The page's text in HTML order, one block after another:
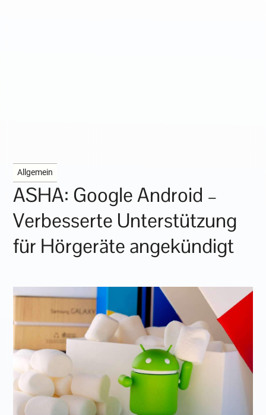
Allgemein
ASHA: Google Android –
Verbesserte Unterstützung
für Hörgeräte angekündigt